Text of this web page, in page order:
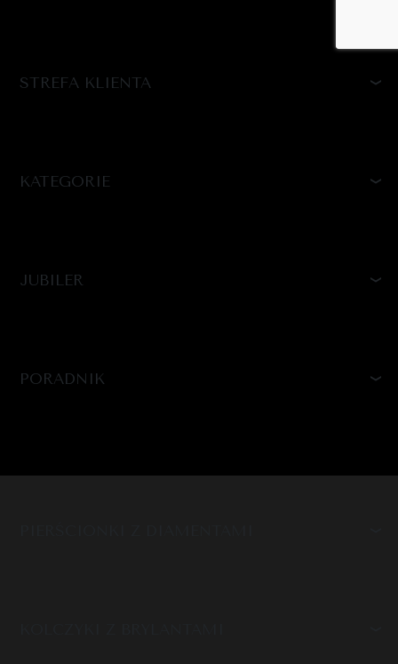
STREFA KLIENTA
KATEGORIE
JUBILER
PORADNIK